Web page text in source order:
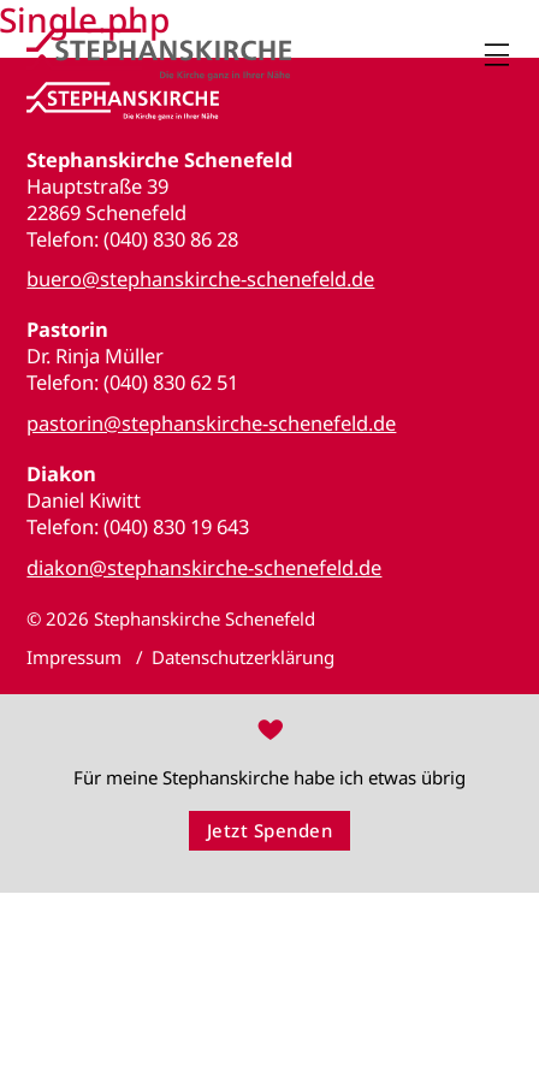

Stephanskirche Schenefeld
Hauptstraße 39
22869 Schenefeld
Telefon: (040) 830 86 28
buero@stephanskirche-schenefeld.de
Pastorin
Dr. Rinja Müller
Telefon: (040) 830 62 51
pastorin@stephanskirche-schenefeld.de
Diakon
Daniel Kiwitt
Telefon: (040) 830 19 643
diakon@stephanskirche-schenefeld.de
© 2026 Stephanskirche Schenefeld
Impressum
Datenschutzerklärung
♥
Für meine Stephanskirche habe ich etwas übrig
Jetzt Spenden